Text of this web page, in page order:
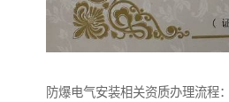
防爆电气安装相关资质办理流程：